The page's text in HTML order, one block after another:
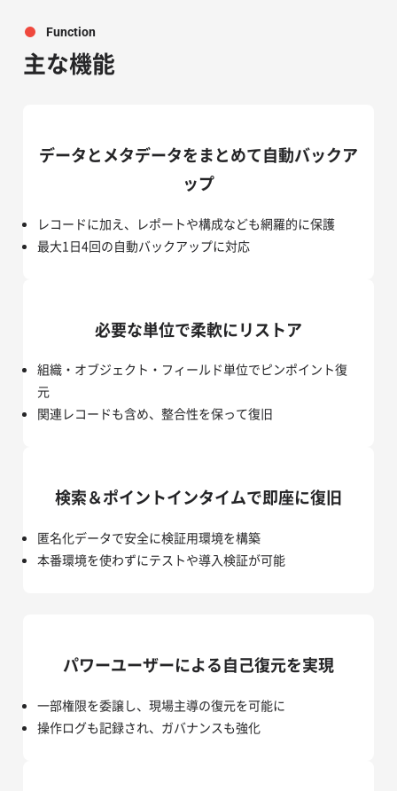
Function
主な機能
データとメタデータをまとめて自動バックア
ップ
レコードに加え、レポートや構成なども網羅的に保護
最大1日4回の自動バックアップに対応
必要な単位で柔軟にリストア
組織・オブジェクト・フィールド単位でピンポイント復
元
関連レコードも含め、整合性を保って復旧
検索＆ポイントインタイムで即座に復旧
匿名化データで安全に検証用環境を構築
本番環境を使わずにテストや導入検証が可能
パワーユーザーによる自己復元を実現
一部権限を委譲し、現場主導の復元を可能に
操作ログも記録され、ガバナンスも強化